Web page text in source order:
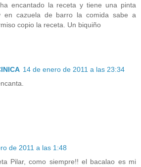
encantado la receta y tiene una pinta
en cazuela de barro la comida sabe a
copio la receta. Un biquiño
14 de enero de 2011 a las 23:34
de 2011 a las 1:48
Pilar, como siempre!! el bacalao es mi